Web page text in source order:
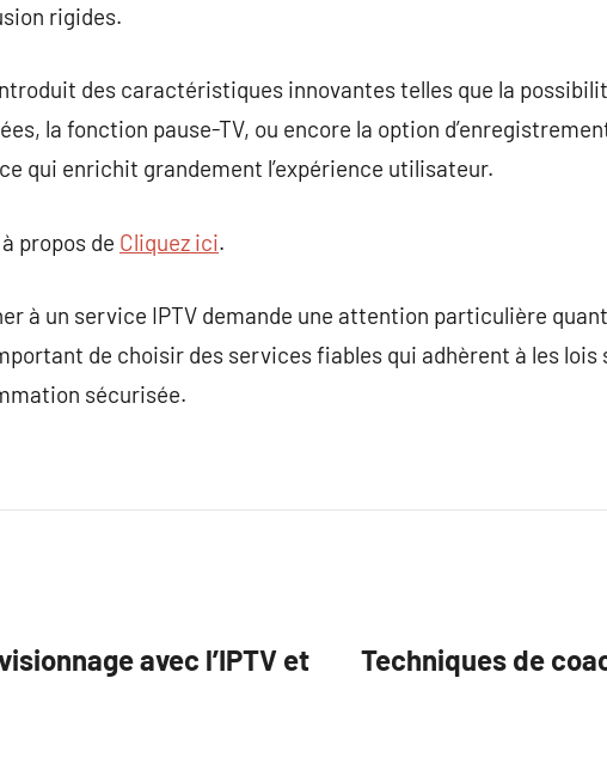
rigides.
des caractéristiques innovantes telles que la
la fonction pause-TV, ou encore la option
qui enrichit grandement l’expérience utilisateur.
propos de Cliquez ici.
à un service IPTV demande une attention particulière
de choisir des services fiables qui adhèrent à les lois
sécurisée.
avec l’IPTV et
Techniques de